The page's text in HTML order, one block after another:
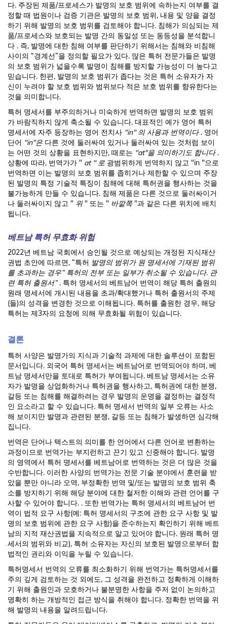
다. 주장된 제품/프로세스가 발명의 보호 범위에 속하는지 여부를 결
정할 때 법원이나 검증 기관은 발명의 보호 범위, 내용 및 양을 결정
하기 위해 발명의 보호 범위를 검토해야 합니다. 침해가 의심되는 제
품/프로세스와 보호되는 발명 간의 동일성 또는 동등성을 분석합니
다 . 즉, 발명에 대한 침해 여부를 판단하기 위해서는 침해와 비침해
사이의 “경계선”을 정의할 필요가 있다. 많은 특허 전문가들은 발명
의 보호 범위가 넓을수록 발명이 침해를 방지할 가능성이 더 높다고
믿습니다. 한편, 발명의 보호 범위가 좁다는 것은 특허 소유자가 자
신이 누려야 할 보호 범위와 범위보다 적은 보호 범위를 향유한다는
것을 의미합니다.
특허 명세서를 부주의하거나 미숙하게 번역하면 발명의 보호 범위
가 바람직하지 않게 축소될 수 있습니다. 대표적인 예가 영어 특허
명세서에 자주 등장하는 영어 전치사 "in" 의 사용과 번역이다. 영어
단어 "in"은 다른 것에 둘러싸여 있거나 둘러싸여 있는 것처럼 보이
는 어떤 것의 상황을 표현하지만, 때로는 "at"을 의미하기도 합니다.
상황에 따라, 번역가가 " at " 로 광범위하게 번역하지 않고 "in "으로
번역하면 이는 발명의 보호 범위를 좁히거나 제한할 수 있으며 주장
된 발명의 특정 기술적 특징이 침해에 대해 특허권을 행사하는 것을
불가능하게 만들 수 있습니다. 침해 제품은 다른 것으로 둘러싸이거
나 둘러싸이지 않고 " 위 " 또는 " 바깥쪽 "과 같은 다른 위치에 배치
됩니다.
베트남 특허 무효화 위험
2022년 베트남 국회에서 승인될 것으로 예상되는 개정된 지식재산
권법 초안에 따르면, “특허 발명의 범위가 원 명세서에 기재된 범위
를 초과하는 경우” 특허의 전부 또는 일부가 취소될 수 있습니다. 관
련 특허 출원서”. 특허 명세서의 베트남어 번역이 해당 특허 출원의
원래 명세서에 개시된 내용을 초과/확대했거나 특허 출원서의 주제
(들)의 성격을 변경한 것으로 이해됩니다. 특허를 출원한 경우, 해당
특허는 제3자의 요청에 의해 무효화될 위험이 있습니다.
결론
특허 사양은 발명가의 지식과 기술적 과제에 대한 솔루션이 포함된
문서입니다. 외국어 특허 명세서는 베트남어로 번역되어야 하며, 베
트남 명세서만을 토대로 특허가 부여됩니다. 베트남 명세서는 소유
자가 발명을 상업화하거나 특허권을 행사하고, 특허권에 대한 분쟁,
갈등 또는 침해를 해결하려는 경우 발명의 운명을 결정하는 결정적
인 요소라고 할 수 있습니다. 특허 명세서 번역의 일부 오류는 사소
해 보이지만 발명과 관련된 분쟁, 갈등 또는 침해가 발생하면 심각해
집니다.
번역은 단어나 텍스트의 의미를 한 언어에서 다른 언어로 변환하는
과정이므로 번역가는 부지런하고 끈기 있고 신중해야 합니다. 발명
의 영역에서 특허 명세서를 베트남어로 번역하는 것은 더 많은 것을
수반합니다. 이러한 사양의 번역가는 전문 기술 분야에서 훈련을 받
았을 뿐만 아니라 오역, 부정확한 번역 및/또는 발명의 보호 범위 축
소를 방지하기 위해 해당 분야에 대한 철저한 이해와 관련 언어를 구
사할 수 있어야 합니다. . 또한 번역가는 특허 명세서의 베트남어 번
역이 법적 요구 사항(예: 특허 명세서의 구조에 관한 요구 사항 및 발
명의 보호 범위에 관한 요구 사항)을 준수하는지 확인하기 위해 베트
남의 지적 재산권법을 지속적으로 알고 있어야 합니다. 원래 특허 명
세서의 범위와 비교), 특허 소유자는 자신의 보호된 발명으로부터 합
법적인 권리와 이익을 누릴 수 있습니다.
특허명세서 번역의 오류를 최소화하기 위해 번역가는 특허명세서를
주의 깊게 검토하는 것 외에도, 그 성격을 완전하고 정확하게 이해하
기 위해 출원인과 모호하거나 불분명한 사항을 주저 없이 논의하고
명확히 하는 개방적인 접근 방식을 취해야 합니다. 정확한 번역을 위
해 발명의 내용을 알려드립니다.